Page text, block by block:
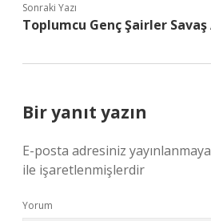
Sonraki Yazı
Toplumcu Genç Şairler Savaş
Bir yanıt yazın
E-posta adresiniz
ile işaretlenmişlerdir
Yorum